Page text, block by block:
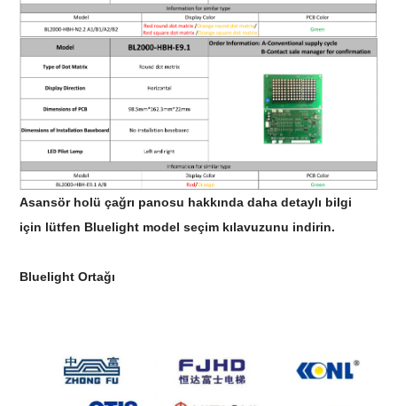
Asansör holü çağrı panosu hakkında daha detaylı bilgi
için lütfen Bluelight model seçim kılavuzunu indirin.
Bluelight Ortağı